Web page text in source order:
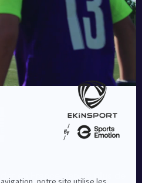
en France depuis plus de